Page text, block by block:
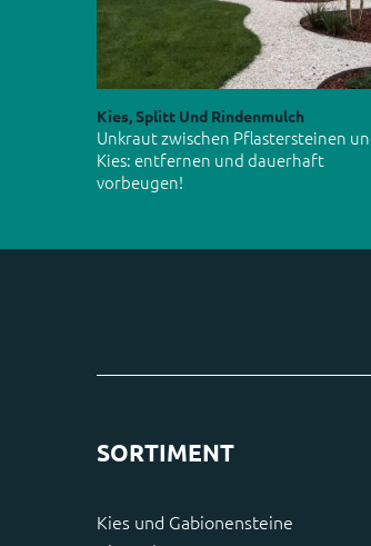
Kies, Splitt Und Rindenmulch
Unkraut zwischen Pflastersteinen
Kies: entfernen und dauerhaft
vorbeugen!
SORTIMENT
Kies und Gabionensteine